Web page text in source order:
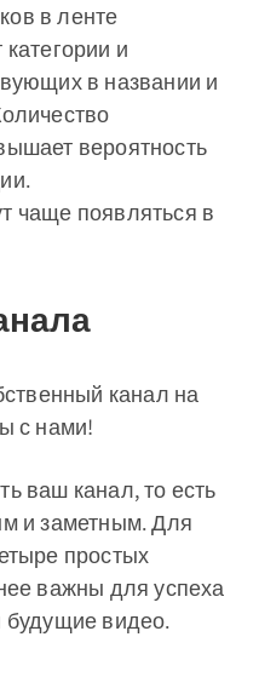
в ленте
и
в названии и
вероятность
чаще появляться в
канал на
с нами!
ваш канал, то есть
и заметным. Для
простых
важны для успеха
будущие видео.